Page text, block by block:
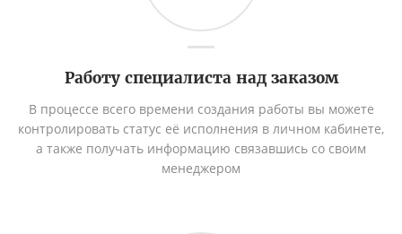
Работу специалиста над заказом
В процессе всего времени создания работы вы можете
контролировать статус её исполнения в личном кабинете,
а также получать информацию связавшись со своим
менеджером